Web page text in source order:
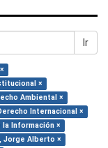
Ir
×
Ambiental ×
Internacional ×
Información ×
Jorge Alberto ×